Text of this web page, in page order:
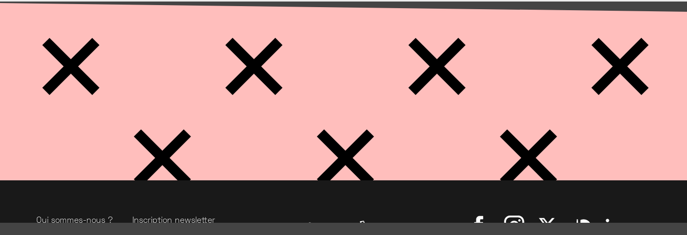
Qui sommes-nous ?
Inscription newsletter